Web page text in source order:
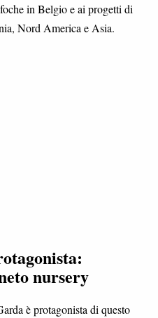
in Belgio e ai progetti di
Nord America e Asia.
nursery
è protagonista di questo